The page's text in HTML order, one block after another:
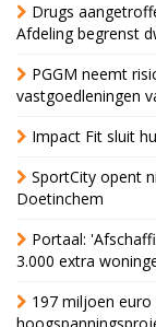
Drugs
Afdeling begrenst
PGGM neemt
vastgoedleningen
Impact Fit sluit
SportCity opent
Doetinchem
Portaal:
3.000 extra
197 miljoen